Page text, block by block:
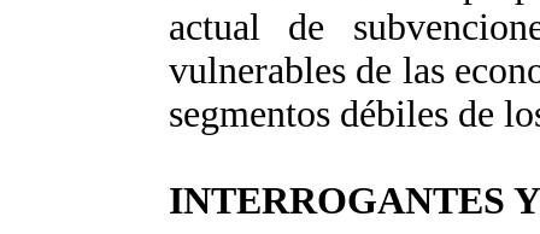
actual de
vulnerables de las
segmentos débiles de
INTERROGANTES